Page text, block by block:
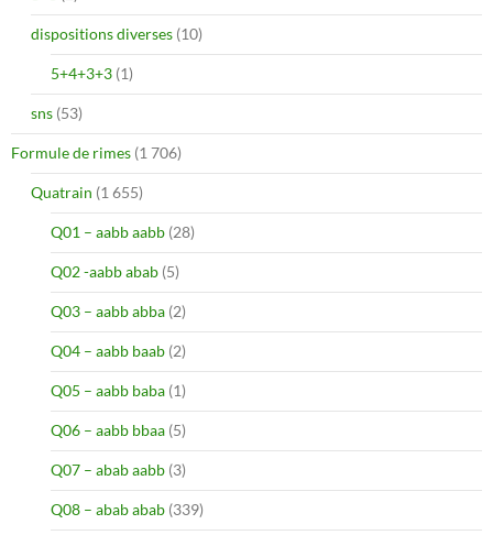
dispositions diverses (10)
5+4+3+3 (1)
sns (53)
Formule de rimes (1 706)
Quatrain (1 655)
Q01 – aabb aabb (28)
Q02 -aabb abab (5)
Q03 – aabb abba (2)
Q04 – aabb baab (2)
Q05 – aabb baba (1)
Q06 – aabb bbaa (5)
Q07 – abab aabb (3)
Q08 – abab abab (339)